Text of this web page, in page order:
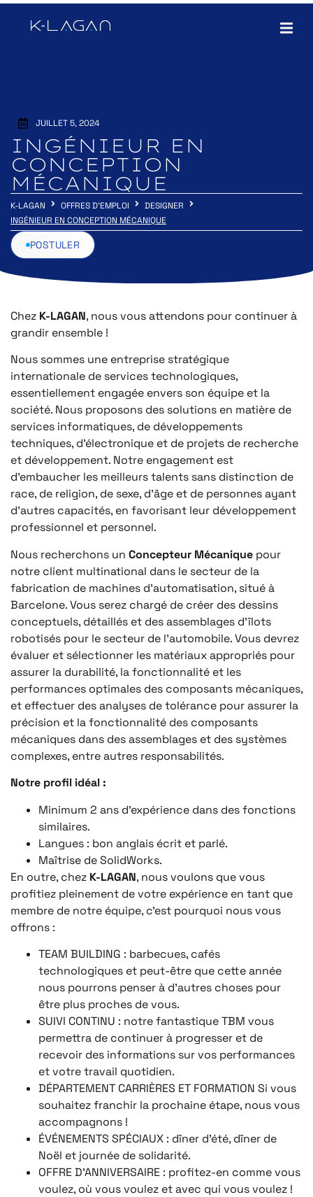
JUILLET 5, 2024
INGÉNIEUR EN
CONCEPTION
MÉCANIQUE
K-LAGAN OFFRES D'EMPLOI
DESIGNER
INGÉNIEUR EN CONCEPTION MÉCANIQUE
POSTULER
Chez K-LAGAN, nous vous attendons pour continuer à
grandir ensemble !
Nous sommes une entreprise stratégique
internationale de services technologiques,
essentiellement engagée envers son équipe et la
société. Nous proposons des solutions en matière de
services informatiques, de développements
techniques, d’électronique et de projets de recherche
et développement. Notre engagement est
d’embaucher les meilleurs talents sans distinction de
race, de religion, de sexe, d’âge et de personnes ayant
d’autres capacités, en favorisant leur développement
professionnel et personnel.
Nous recherchons un Concepteur Mécanique pour
notre client multinational dans le secteur de la
fabrication de machines d’automatisation, situé à
Barcelone. Vous serez chargé de créer des dessins
conceptuels, détaillés et des assemblages d’îlots
robotisés pour le secteur de l’automobile. Vous devrez
évaluer et sélectionner les matériaux appropriés pour
assurer la durabilité, la fonctionnalité et les
performances optimales des composants mécaniques,
et effectuer des analyses de tolérance pour assurer la
précision et la fonctionnalité des composants
mécaniques dans des assemblages et des systèmes
complexes, entre autres responsabilités.
Notre profil idéal :
Minimum 2 ans d’expérience dans des fonctions
similaires.
Langues : bon anglais écrit et parlé.
Maîtrise de SolidWorks.
En outre, chez K-LAGAN, nous voulons que vous
profitiez pleinement de votre expérience en tant que
membre de notre équipe, c’est pourquoi nous vous
offrons :
TEAM BUILDING : barbecues, cafés
technologiques et peut-être que cette année
nous pourrons penser à d’autres choses pour
être plus proches de vous.
SUIVI CONTINU : notre fantastique TBM vous
permettra de continuer à progresser et de
recevoir des informations sur vos performances
et votre travail quotidien.
DÉPARTEMENT CARRIÈRES ET FORMATION Si vous
souhaitez franchir la prochaine étape, nous vous
accompagnons !
ÉVÉNEMENTS SPÉCIAUX : dîner d’été, dîner de
Noël et journée de solidarité.
OFFRE D’ANNIVERSAIRE : profitez-en comme vous
voulez, où vous voulez et avec qui vous voulez !